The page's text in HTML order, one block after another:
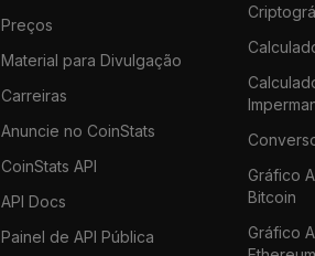
Preços
Material para Divulgação
Carreiras
Anuncie no CoinStats
CoinStats API
API Docs
Painel de API Pública
Gráfico
Bitcoin
Gráfico